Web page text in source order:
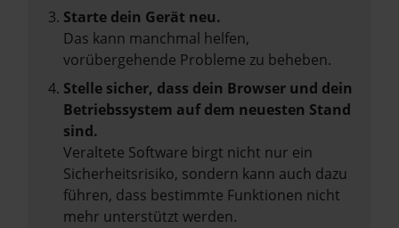
Starte dein Gerät neu.
Das kann manchmal helfen,
vorübergehende Probleme zu beheben.
Stelle sicher, dass dein Browser und dein
Betriebssystem auf dem neuesten Stand
sind.
Veraltete Software birgt nicht nur ein
Sicherheitsrisiko, sondern kann auch dazu
führen, dass bestimmte Funktionen nicht
mehr unterstützt werden.